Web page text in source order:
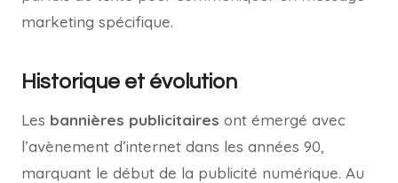
marketing spécifique.
Historique et évolution
Les bannières publicitaires ont émergé avec
l’avènement d’internet dans les années 90,
marquant le début de la publicité numérique. Au